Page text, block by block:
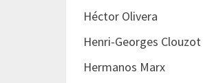
Héctor Olivera
Henri-Georges Clouzot
Hermanos Marx